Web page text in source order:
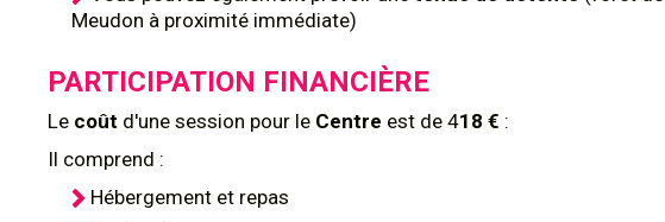
Meudon à proximité immédiate)
PARTICIPATION FINANCIÈRE
Le coût d'une session pour le Centre est de 418 € :
Il comprend :
Hébergement et repas